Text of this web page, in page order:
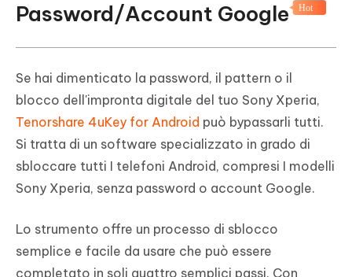
Conclusione
Password/Account Google
Hot
Se hai dimenticato la password, il pattern o il
blocco dell'impronta digitale del tuo Sony Xperia,
Tenorshare 4uKey for Android può bypassarli tutti.
Si tratta di un software specializzato in grado di
sbloccare tutti I telefoni Android, compresi I modelli
Sony Xperia, senza password o account Google.
Lo strumento offre un processo di sblocco
semplice e facile da usare che può essere
completato in soli quattro semplici passi. Con